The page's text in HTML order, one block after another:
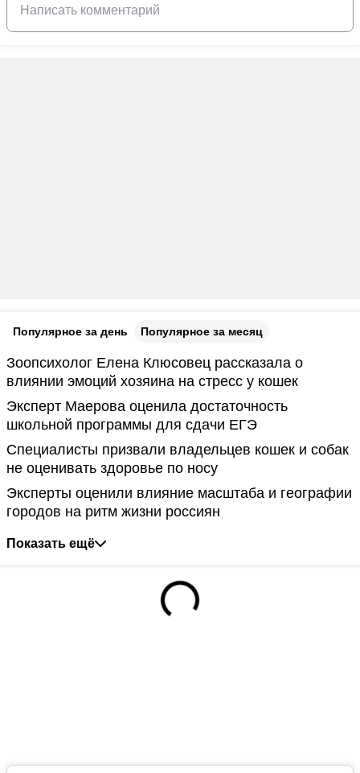
Популярное за день Популярное за месяц
Зоопсихолог Елена Клюсовец рассказала о
влиянии эмоций хозяина на стресс у кошек
Эксперт Маерова оценила достаточность
школьной программы для сдачи ЕГЭ
Специалисты призвали владельцев кошек и собак
не оценивать здоровье по носу
Эксперты оценили влияние масштаба и географии
городов на ритм жизни россиян
Показать ещё